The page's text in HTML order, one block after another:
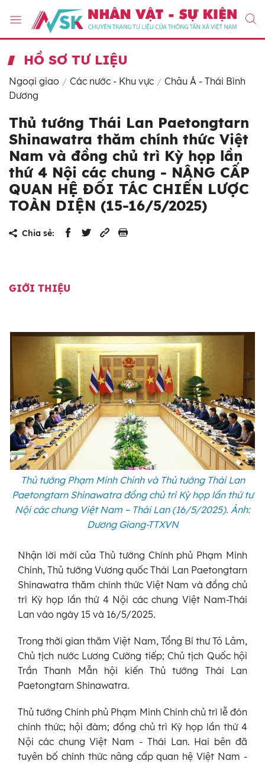
HỒ SƠ TƯ LIỆU
Ngoại giao Các nước - Khu vực
Châu Á - Thái Bình
Dương
Thủ tướng Thái Lan Paetongtarn
Shinawatra thăm chính thức Việt
Nam và đồng chủ trì Kỳ họp lần
thứ 4 Nội các chung - NÂNG CẤP
QUAN HỆ ĐỐI TÁC CHIẾN LƯỢC
TOÀN DIỆN (15-16/5/2025)
Chia sẻ:
GIỚI THIỆU
Thủ tướng Phạm Minh Chính và Thủ tướng Thái Lan
Paetongtarn Shinawatra đồng chủ trì Kỳ họp lần thứ tư
Nội các chung Việt Nam – Thái Lan (16/5/2025). Ảnh:
Dương Giang-TTXVN
Nhận lời mời của Thủ tướng Chính phủ Phạm Minh
Chính, Thủ tướng Vương quốc Thái Lan Paetongtarn
Shinawatra thăm chính thức Việt Nam và đồng chủ
trì Kỳ họp lần thứ 4 Nội các chung Việt Nam-Thái
Lan vào ngày 15 và 16/5/2025.
Trong thời gian thăm Việt Nam, Tổng Bí thư Tô Lâm,
Chủ tịch nước Lương Cường tiếp; Chủ tịch Quốc hội
Trần Thanh Mẫn hội kiến Thủ tướng Thái Lan
Paetongtarn Shinawatra.
Thủ tướng Chính phủ Phạm Minh Chính chủ trì lễ đón
chính thức; hội đàm; đồng chủ trì Kỳ họp lần thứ 4
Nội các chung Việt Nam - Thái Lan. Hai bên đã
tuyên bố chính thức nâng cấp quan hệ Việt Nam -